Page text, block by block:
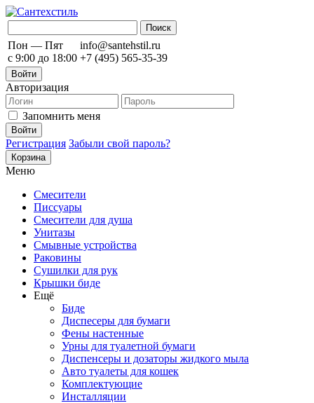
Пон — Пят
с 9:00 до 18:00
info@santehstil.ru
+7 (495) 565-35-39
Войти
Авторизация
Запомнить меня
Регистрация Забыли свой пароль?
Корзина
Меню
Смесители
Писсуары
Смесители для душа
Унитазы
Смывные устройства
Раковины
Сушилки для рук
Крышки биде
Ещё
Биде
Диспесеры для бумаги
Фены настенные
Урны для туалетной бумаги
Диспенсеры и дозаторы жидкого мыла
Авто туалеты для кошек
Комплектующие
Инсталляции